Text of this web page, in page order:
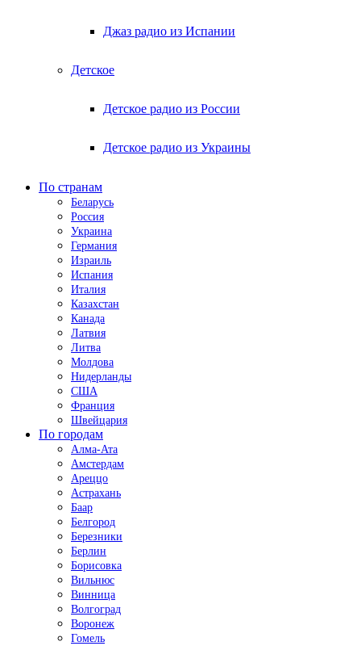
Джаз радио из Испании
Детское
Детское радио из России
Детское радио из Украины
По странам
Беларусь
Россия
Украина
Германия
Израиль
Испания
Италия
Казахстан
Канада
Латвия
Литва
Молдова
Нидерланды
США
Франция
Швейцария
По городам
Алма-Ата
Амстердам
Ареццо
Астрахань
Баар
Белгород
Березники
Берлин
Борисовка
Вильнюс
Винница
Волгоград
Воронеж
Гомель